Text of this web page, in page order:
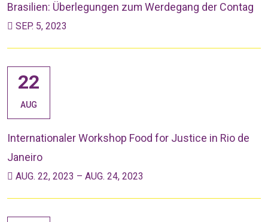
Brasilien: Überlegungen zum Werdegang der Contag
SEP. 5, 2023
22
AUG
Internationaler Workshop Food for Justice in Rio de
Janeiro
AUG. 22, 2023 – AUG. 24, 2023